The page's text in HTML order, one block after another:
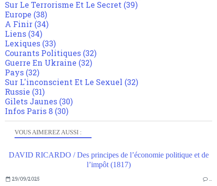
VOUS AIMEREZ AUSSI :
DAVID RICARDO / Des principes de l’économie politique et de
l’impôt (1817)
29/09/2025 …
Sur Le Terrorisme Et Le Secret (39)
Europe (38)
A Finir (34)
Liens (34)
Lexiques (33)
Courants Politiques (32)
Guerre En Ukraine (32)
Pays (32)
Sur L'inconscient Et Le Sexuel (32)
Russie (31)
Gilets Jaunes (30)
Infos Paris 8 (30)